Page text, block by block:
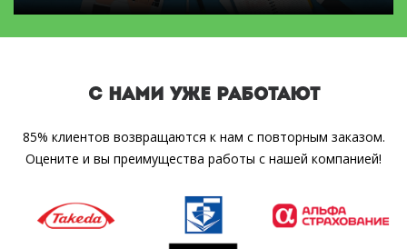
С НАМИ УЖЕ РАБОТАЮТ
85% клиентов возвращаются к нам с повторным заказом.
Оцените и вы преимущества работы с нашей компанией!